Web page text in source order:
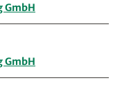
GmbH
GmbH